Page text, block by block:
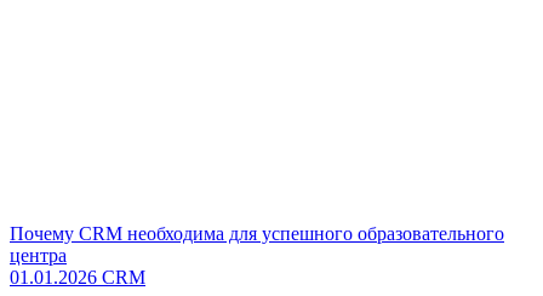
Почему CRM необходима для успешного образовательного
центра
01.01.2026 CRM